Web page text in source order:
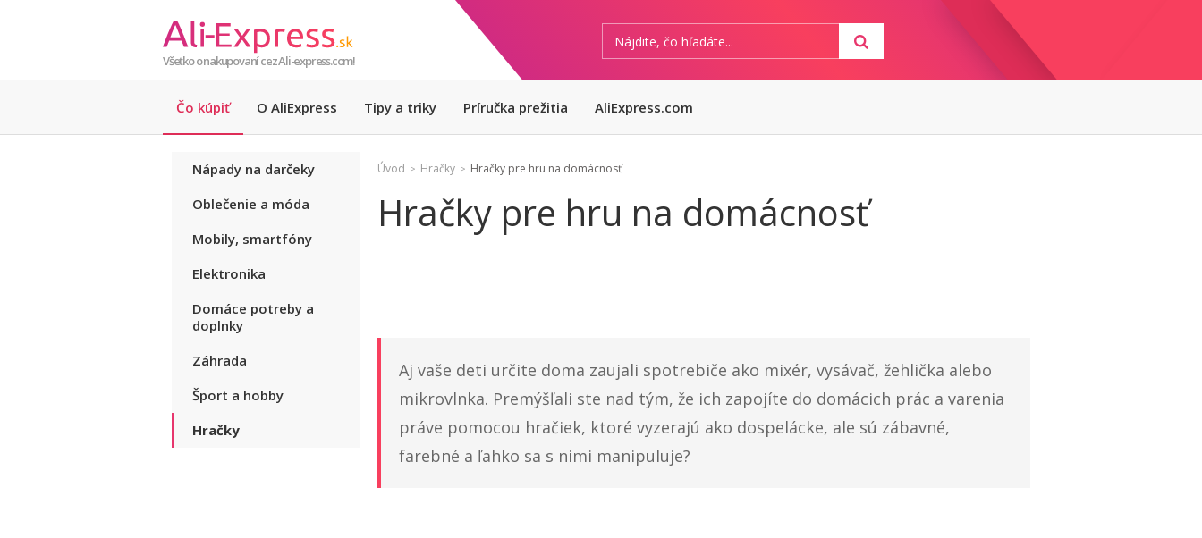
Všetko o nakupovaní cez Ali-express.com!
Čo kúpiť O AliExpress Tipy a triky Príručka prežitia AliExpress.com
Nápady na darčeky
Oblečenie a móda
Mobily, smartfóny
Elektronika
Domáce potreby a
doplnky
Záhrada
Šport a hobby
Hračky
Úvod > Hračky > Hračky pre hru na domácnosť
Hračky pre hru na domácnosť
Aj vaše deti určite doma zaujali spotrebiče ako mixér, vysávač, žehlička alebo
mikrovlnka. Premýšľali ste nad tým, že ich zapojíte do domácich prác a varenia
práve pomocou hračiek, ktoré vyzerajú ako dospelácke, ale sú zábavné,
farebné a ľahko sa s nimi manipuluje?